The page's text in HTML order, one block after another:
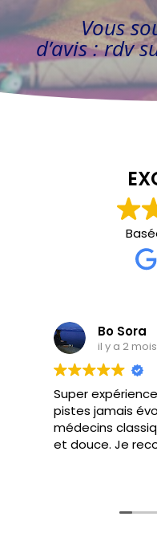
Vous
d’avis : rdv
Bo Sora
il y a 2 mois
Super
pistes jamais
médecins
et douce. Je